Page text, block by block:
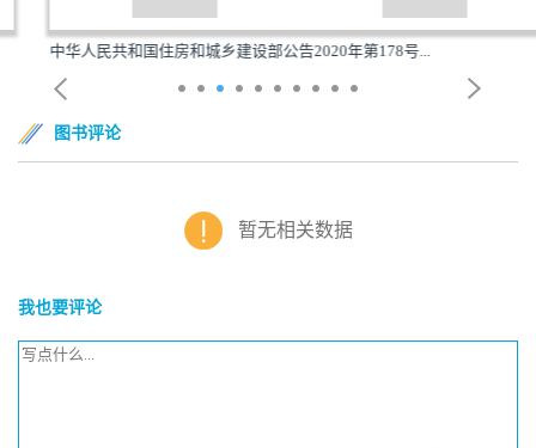
中华人民共和国住房和城乡建设部公告2020年第178号...
图书评论
暂无相关数据
我也要评论